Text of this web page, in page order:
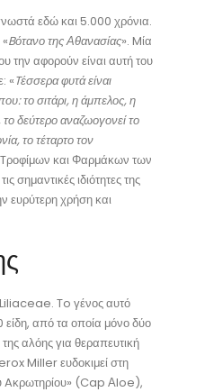
εδώ και 5.000 χρόνια.
Bότανο της Αθανασίας». Mία
την αφορούν είναι αυτή του
«Tέσσερα φυτά είναι
το σιτάρι, η άμπελος, η
δεύτερο αναζωογονεί το
το τέταρτο τον
και Φαρμάκων των
σημαντικές ιδιότητες της
ευρύτερη χρήση και
Liliaceae. To γένος αυτό
από τα οποία μόνο δύο
της αλόης για θεραπευτική
Miller ευδοκιμεί στη
Aκρωτηρίου» (Cap Αloe),